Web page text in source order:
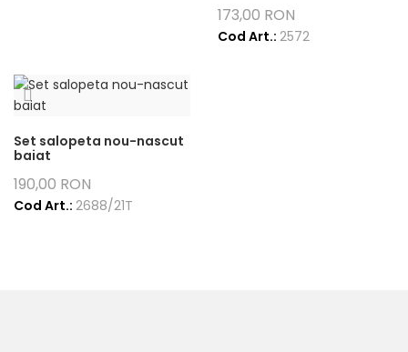
173,00 RON
Cod Art.: 2572
Set salopeta nou-nascut
baiat
190,00 RON
Cod Art.: 2688/21T